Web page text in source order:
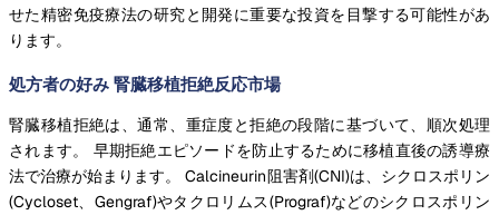
せた精密免疫療法の研究と開発に重要な投資を目撃する可能性があ
ります。
処方者の好み 腎臓移植拒絶反応市場
腎臓移植拒絶は、通常、重症度と拒絶の段階に基づいて、順次処理
されます。 早期拒絶エピソードを防止するために移植直後の誘導療
法で治療が始まります。 Calcineurin阻害剤(CNI)は、シクロスポリン
(Cycloset、Gengraf)やタクロリムス(Prograf)などのシクロスポリン